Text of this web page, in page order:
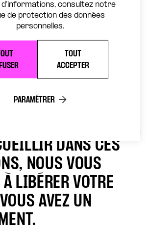
LES TARIFS TRÈS
DE NOS
PERMETTENT À
TOUS D’ACCÉDER AU
LA CONCORDE.
CONTINUER À
DANS CES
NOUS VOUS
LIBÉRER VOTRE
AVEZ UN
d'informations, consultez notre
de protection des données
personnelles.
TOUT
ACCEPTER
PARAMÉTRER